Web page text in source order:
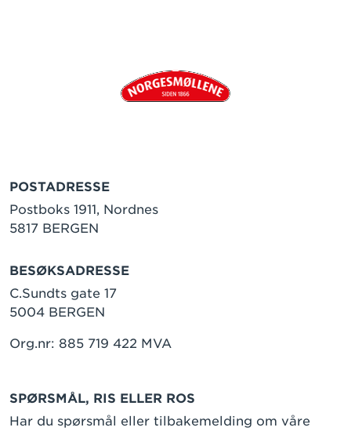
POSTADRESSE
Postboks 1911, Nordnes
5817 BERGEN
BESØKSADRESSE
C.Sundts gate 17
5004 BERGEN
Org.nr: 885 719 422 MVA
SPØRSMÅL, RIS ELLER ROS
Har du spørsmål eller tilbakemelding om våre